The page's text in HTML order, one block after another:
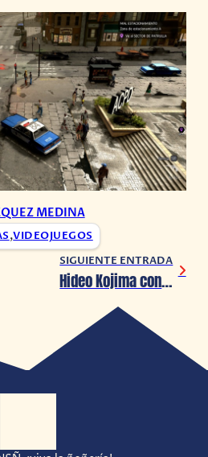
MEDINA
,VIDEOJUEGOS
SIGUIENTE ENTRADA
Hideo Kojima confirma que el anime de Death Stranding ya está en producción